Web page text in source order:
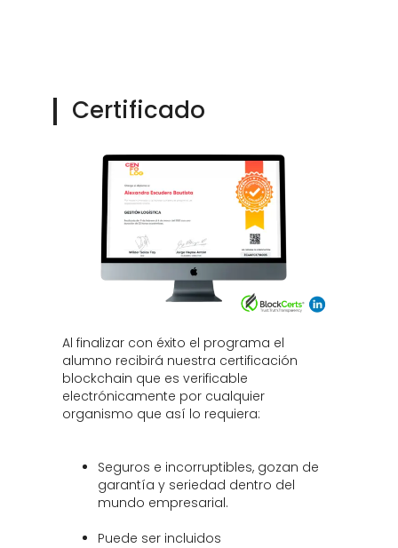
Certificado
Al finalizar con éxito el programa el
alumno recibirá nuestra certificación
blockchain que es verificable
electrónicamente por cualquier
organismo que así lo requiera:
Seguros e incorruptibles, gozan de
garantía y seriedad dentro del
mundo empresarial.
Puede ser incluidos